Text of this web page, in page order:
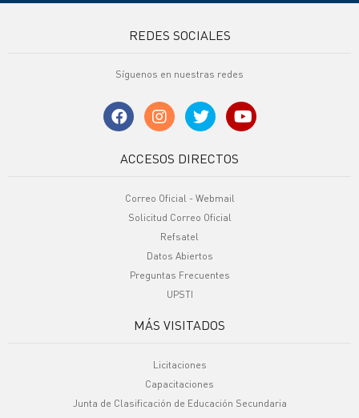
REDES SOCIALES
Síguenos en nuestras redes
ACCESOS DIRECTOS
Correo Oficial - Webmail
Solicitud Correo Oficial
Refsatel
Datos Abiertos
Preguntas Frecuentes
UPSTI
MÁS VISITADOS
Licitaciones
Capacitaciones
Junta de Clasificación de Educación Secundaria